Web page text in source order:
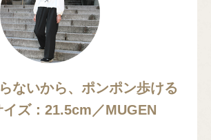
ないから、ポンポン歩ける
ズ：21.5cm／MUGEN